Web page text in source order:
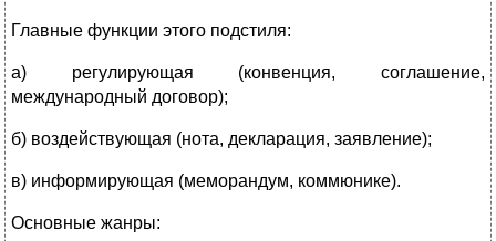
Главные функции этого подстиля:
а) регулирующая (конвенция, соглашение,
международный договор);
б) воздействующая (нота, декларация, заявление);
в) информирующая (меморандум, коммюнике).
Основные жанры: